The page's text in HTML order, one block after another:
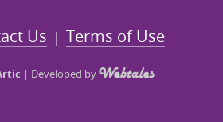
Terms of Use
|
Us
| Developed by